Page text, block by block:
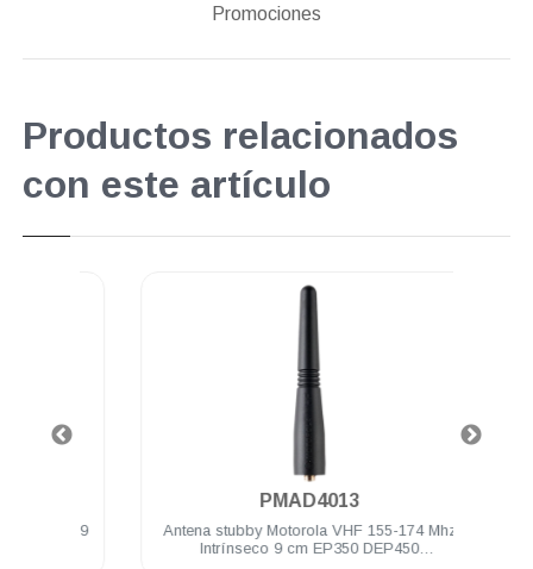
Promociones
Productos relacionados
con este artículo
PMAD4013
Antena stubby Motorola VHF 155-174 Mhz
Intrínseco 9 cm EP350 DEP450